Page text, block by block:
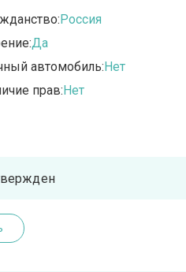
Россия
Да
автомобиль:Нет
прав:Нет